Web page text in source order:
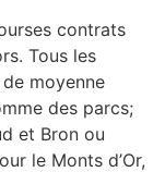
contrats
Tous les
moyenne
des parcs;
et Bron ou
le Monts d’Or,